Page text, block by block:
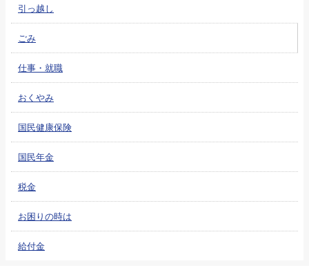
引っ越し
ごみ
仕事・就職
おくやみ
国民健康保険
国民年金
税金
お困りの時は
給付金